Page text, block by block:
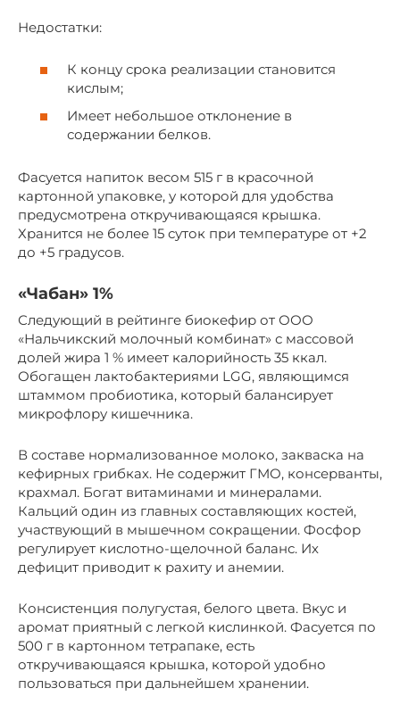
Недостатки:
К концу срока реализации становится
кислым;
Имеет небольшое отклонение в
содержании белков.
Фасуется напиток весом 515 г в красочной
картонной упаковке, у которой для удобства
предусмотрена откручивающаяся крышка.
Хранится не более 15 суток при температуре от +2
до +5 градусов.
«Чабан» 1%
Следующий в рейтинге биокефир от ООО
«Нальчикский молочный комбинат» с массовой
долей жира 1 % имеет калорийность 35 ккал.
Обогащен лактобактериями LGG, являющимся
штаммом пробиотика, который балансирует
микрофлору кишечника.
В составе нормализованное молоко, закваска на
кефирных грибках. Не содержит ГМО, консерванты,
крахмал. Богат витаминами и минералами.
Кальций один из главных составляющих костей,
участвующий в мышечном сокращении. Фосфор
регулирует кислотно-щелочной баланс. Их
дефицит приводит к рахиту и анемии.
Консистенция полугустая, белого цвета. Вкус и
аромат приятный с легкой кислинкой. Фасуется по
500 г в картонном тетрапаке, есть
откручивающаяся крышка, которой удобно
пользоваться при дальнейшем хранении.